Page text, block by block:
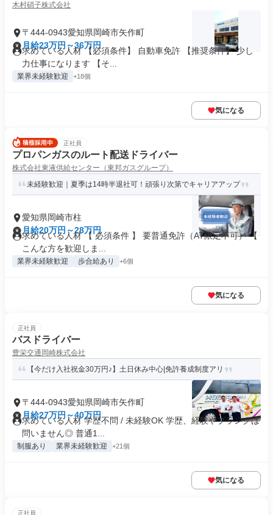
木村硝子株式会社
〒444-0943愛知県岡崎市矢作町
月給23万円～36万円
求めている人材 【必須条件】 自動車免許 【推奨条件】 少し
力仕事になります 【そ...
業界未経験歓迎 +18個
気になる
正社員
プロパンガスのルート配送ドライバー
株式会社東液供給センター（東邦ガスグループ）
未経験歓迎｜夏季は14時半退社可！頑張り次第でキャリアアップ
愛知県岡崎市柱
月給20万円～28万円
求めている人材 【 必須条件 】 要普通免許（AT限定不可） 【
こんな方を歓迎しま...
業界未経験歓迎 歩合給あり +6個
気になる
正社員
バスドライバー
豊栄交通岡崎株式会社
【今だけ入社祝金30万円♪】土日休み中心|免許養成制度アリ
〒444-0943愛知県岡崎市矢作町
月給27万円～40万円
求めている人材 学歴不問 / 未経験OK 学歴、経験やブランクは
問いません◎ 普通1...
制服あり 業界未経験歓迎 +21個
気になる
正社員